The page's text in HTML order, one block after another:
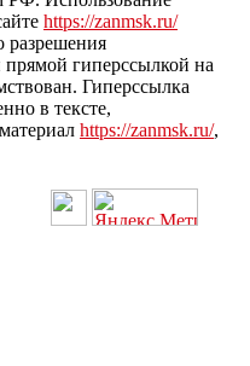
https://zanmsk.ru/
разрешения
прямой гиперссылкой на
Гиперссылка
в тексте,
https://zanmsk.ru/,